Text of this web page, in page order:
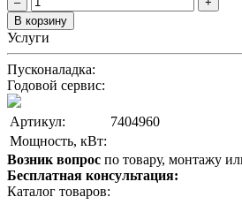
В корзину
Услуги
Пусконаладка:
Годовой сервис:
Артикул:
7404960
Мощность, кВт:
Возник вопрос по товару, монтажу
Бесплатная консультация:
Каталог товаров: